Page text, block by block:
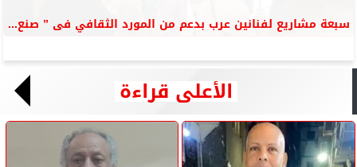
سبعة مشاريع لفنانين عرب بدعم من المورد الثقافي فى ” صنع...
الأعلى قراءة